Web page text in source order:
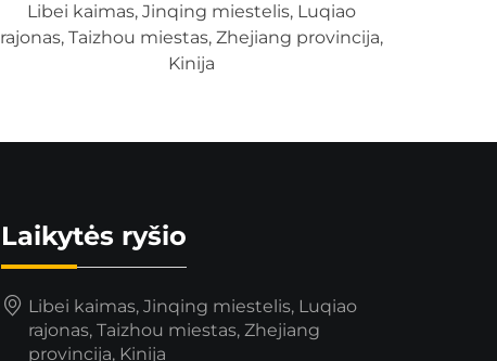
Libei kaimas, Jinqing miestelis, Luqiao
rajonas, Taizhou miestas, Zhejiang provincija,
Kinija
Laikytės ryšio
Libei kaimas, Jinqing miestelis, Luqiao
rajonas, Taizhou miestas, Zhejiang
provincija, Kinija